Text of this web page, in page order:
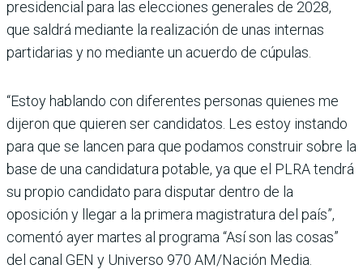
presi­dencial para las elecciones generales de 2028,
que sal­drá mediante la realización de unas internas
partidarias y no mediante un acuerdo de cúpulas.
“Estoy hablando con diferen­tes personas quienes me
dije­ron que quieren ser candida­tos. Les estoy instando
para que se lancen para que poda­mos construir sobre la
base de una candidatura potable, ya que el PLRA tendrá
su pro­pio candidato para disputar dentro de la
oposición y llegar a la primera magistratura del país”,
comentó ayer martes al programa “Así son las cosas”
del canal GEN y Universo 970 AM/Nación Media.